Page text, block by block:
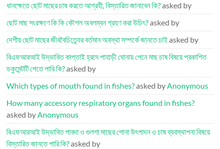
ধানক্ষেতে ছোট মাছের চাষ করতে আগ্রহী, বিস্তারিত জানাবেন কি?asked by
ছোট মাছ সংরক্ষণে কি কি কৌশল অবলম্বন গ্রহণ করা উচিৎ?asked by
দেশীয় ছোট মাছের জীববৈচিত্র্যের বর্তমান অবস্থা সম্পর্কে জানতে চাইasked by
বিএফআরআই উদ্ভাবিত কাপ্তাই হ্রদে পাহাড়ী ঘোনায় পেনে মাছ চাষ বিষয়ে প্রকাশিত
ডকুমেন্টটি পেতে পারি কি?asked by
Which types of mouth found in fishes?asked byAnonymous
How many accessory respiratory organs found in fishes?
asked byAnonymous
বিএফআরআই উদ্ভাবিত পাবদা ও গুলশা মাছের পোনা উৎপাদন ও চাষ ব্যবস্থাপনা বিষয়ে
বিস্তারিত জানতে পারি কি?asked by